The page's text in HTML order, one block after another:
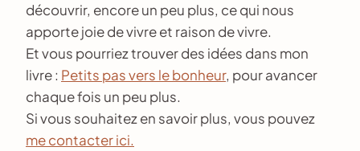
découvrir, encore un peu plus, ce qui nous
apporte joie de vivre et raison de vivre.
Et vous pourriez trouver des idées dans mon
livre : Petits pas vers le bonheur, pour avancer
chaque fois un peu plus.
Si vous souhaitez en savoir plus, vous pouvez
me contacter ici.